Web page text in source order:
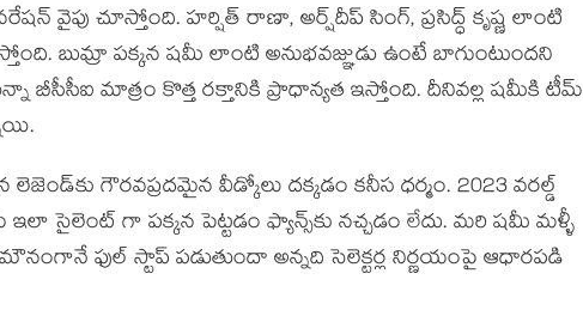
వైపు చూస్తోంది. హర్షిత్ రాణా, అర్ష్‌దీప్ సింగ్, ప్రసిద్ధ్ కృష్ణ లాంటి
బుమ్రా పక్కన షమీ లాంటి అనుభవజ్ఞుడు ఉంటే బాగుంటుందని
బీసీసీఐ మాత్రం కొత్త రక్తానికి ప్రాధాన్యత ఇస్తోంది. దీనివల్ల షమీకి టీమ్
గౌరవప్రదమైన వీడ్కోలు దక్కడం కనీస ధర్మం. 2023 వరల్డ్
ఇలా సైలెంట్ గా పక్కన పెట్టడం ఫ్యాన్స్‌కు నచ్చడం లేదు. మరి షమీ మళ్ళీ
ఫుల్ స్టాప్ పడుతుందా అన్నది సెలెక్టర్ల నిర్ణయంపై ఆధారపడి